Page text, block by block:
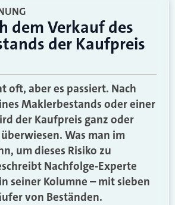
dem Verkauf des
der Kaufpreis
oft, aber es passiert. Nach
Maklerbestands oder einer
der Kaufpreis ganz oder
Was man im
um dieses Risiko zu
Nachfolge-Experte
seiner Kolumne – mit sieben
von Beständen.